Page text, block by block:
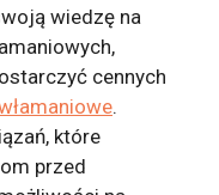
wiedzę na
cennych
.
które
przed